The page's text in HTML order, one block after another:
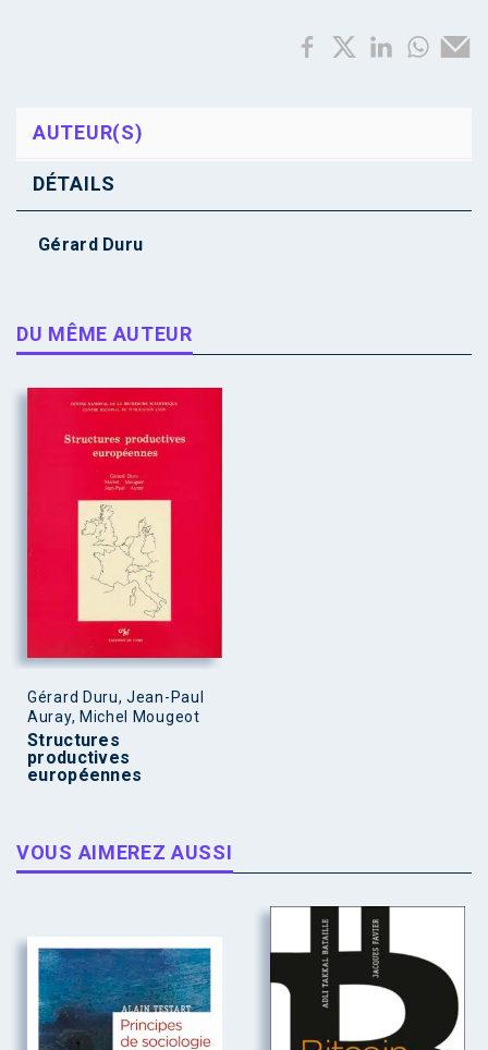
AUTEUR(S)
DÉTAILS
Gérard Duru
DU MÊME AUTEUR
Gérard Duru, Jean-Paul
Auray, Michel Mougeot
Structures
productives
européennes
VOUS AIMEREZ AUSSI